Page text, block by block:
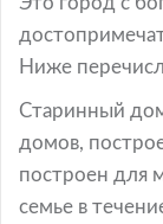
Ниже
Старинный
домов,
построен для
семье в